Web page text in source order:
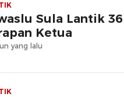
Sula Lantik
Ketua
yang lalu